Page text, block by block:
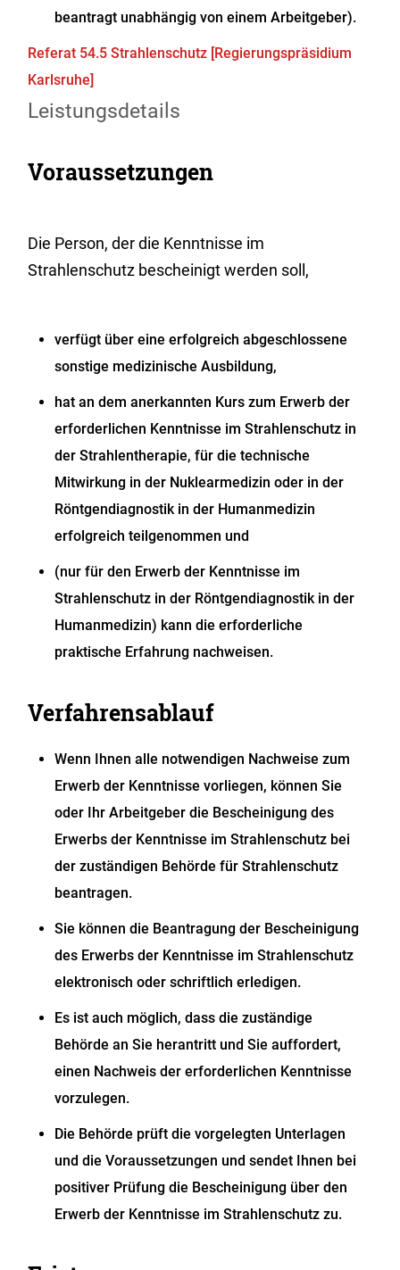
beantragt unabhängig von einem Arbeitgeber).
Referat 54.5 Strahlenschutz [Regierungspräsidium
Karlsruhe]
Leistungsdetails
Voraussetzungen
Die Person, der die Kenntnisse im
Strahlenschutz bescheinigt werden soll,
verfügt über eine erfolgreich abgeschlossene
sonstige medizinische Ausbildung,
hat an dem anerkannten Kurs zum Erwerb der
erforderlichen Kenntnisse im Strahlenschutz in
der Strahlentherapie, für die technische
Mitwirkung in der Nuklearmedizin oder in der
Röntgendiagnostik in der Humanmedizin
erfolgreich teilgenommen und
(nur für den Erwerb der Kenntnisse im
Strahlenschutz in der Röntgendiagnostik in der
Humanmedizin) kann die erforderliche
praktische Erfahrung nachweisen.
Verfahrensablauf
Wenn Ihnen alle notwendigen Nachweise zum
Erwerb der Kenntnisse vorliegen, können Sie
oder Ihr Arbeitgeber die Bescheinigung des
Erwerbs der Kenntnisse im Strahlenschutz bei
der zuständigen Behörde für Strahlenschutz
beantragen.
Sie können die Beantragung der Bescheinigung
des Erwerbs der Kenntnisse im Strahlenschutz
elektronisch oder schriftlich erledigen.
Es ist auch möglich, dass die zuständige
Behörde an Sie herantritt und Sie auffordert,
einen Nachweis der erforderlichen Kenntnisse
vorzulegen.
Die Behörde prüft die vorgelegten Unterlagen
und die Voraussetzungen und sendet Ihnen bei
positiver Prüfung die Bescheinigung über den
Erwerb der Kenntnisse im Strahlenschutz zu.